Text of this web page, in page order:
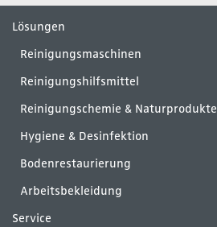
Lösungen
Reinigungsmaschinen
Reinigungshilfsmittel
Reinigungschemie & Naturprodukte
Hygiene & Desinfektion
Bodenrestaurierung
Arbeitsbekleidung
Service